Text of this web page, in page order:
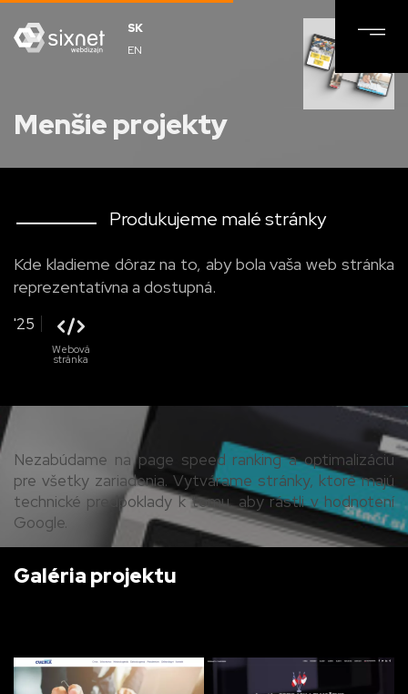
SK
EN
Menšie projekty
Produkujeme malé stránky
Kde kladieme dôraz na to, aby bola vaša web stránka
reprezentatívna a dostupná.
'25
Webová
stránka
Nezabúdame na page speed ranking a optimalizáciu
pre všetky zariadenia. Vytvárame stránky, ktoré majú
technické predpoklady k tomu, aby rástli v hodnotení
Google.
Galéria projektu